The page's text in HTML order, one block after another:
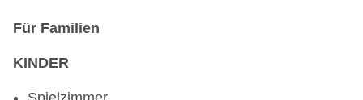
Für Familien
KINDER